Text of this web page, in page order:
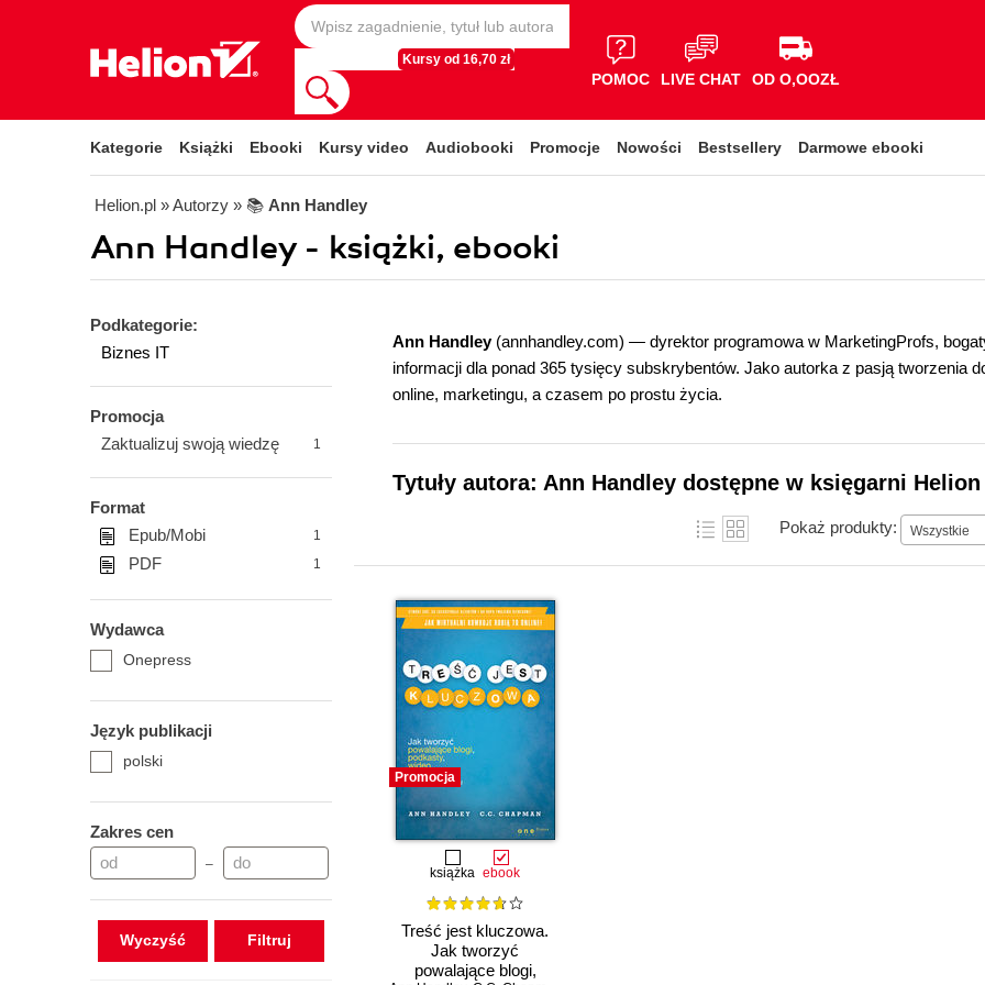
Kursy od 16,70 zł
POMOC LIVE CHAT OD O,OOZŁ
Kategorie Książki Ebooki Kursy video Audiobooki Promocje Nowości Bestsellery Darmowe ebooki
Helion.pl » Autorzy » 📚 Ann Handley
Ann Handley - książki, ebooki
Podkategorie:
Biznes IT
Promocja
Zaktualizuj swoją wiedzę
1
Format
Epub/Mobi
1
PDF 1
Wydawca
Onepress
Język publikacji
polski
Zakres cen
–
Wyczyść
Ann Handley(annhandley.com) — dyrektor programowa w MarketingProfs,
informacji dla ponad 365 tysięcy subskrybentów. Jako autorka z pasją tworzenia
online, marketingu, a czasem po prostu życia.
Tytuły autora: Ann Handley dostępne w księgarni Helion
Pokaż produkty: Wszystkie
Promocja
książka ebook
Treść jest kluczowa.
Jak tworzyć
powalające blogi,